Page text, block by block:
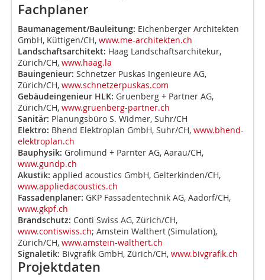
Fachplaner
Baumanagement/Bauleitung: Eichenberger Architekten
GmbH, Küttigen/CH, www.me-architekten.ch
Landschaftsarchitekt: Haag Landschaftsarchitekur,
Zürich/CH, www.haag.la
Bauingenieur: Schnetzer Puskas Ingenieure AG,
Zürich/CH, www.schnetzerpuskas.com
Gebäudeingenieur HLK: Gruenberg + Partner AG,
Zürich/CH, www.gruenberg-partner.ch
Sanitär: Planungsbüro S. Widmer, Suhr/CH
Elektro: Bhend Elektroplan GmbH, Suhr/CH, www.bhend-
elektroplan.ch
Bauphysik: Grolimund + Parnter AG, Aarau/CH,
www.gundp.ch
Akustik: applied acoustics GmbH, Gelterkinden/CH,
www.appliedacoustics.ch
Fassadenplaner: GKP Fassadentechnik AG, Aadorf/CH,
www.gkpf.ch
Brandschutz: Conti Swiss AG, Zürich/CH,
www.contiswiss.ch; Amstein Walthert (Simulation),
Zürich/CH, www.amstein-walthert.ch
Signaletik: Bivgrafik GmbH, Zürich/CH, www.bivgrafik.ch
Projektdaten